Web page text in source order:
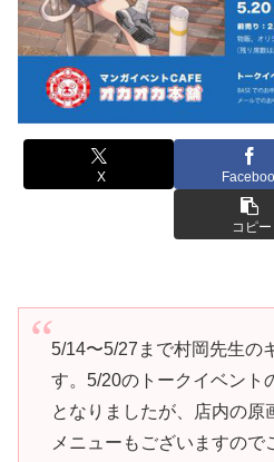
X
コピー
5/14〜5/27まで村岡先生の
す。5/20のトークイベント
となりましたが、店内の原
メニューもございますので